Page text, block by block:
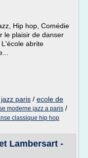
Hip hop, Comédie
le plaisir de danser
abrite
paris / ecole de
moderne jazz a paris /
classique hip hop
Lambersart -